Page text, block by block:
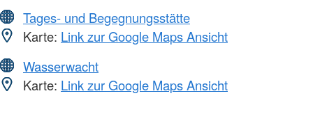
Tages- und Begegnungsstätte
Karte: Link zur Google Maps Ansicht
Wasserwacht
Karte: Link zur Google Maps Ansicht